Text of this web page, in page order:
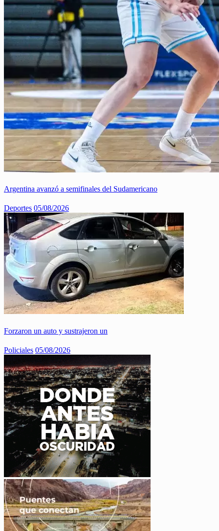
Argentina avanzó a semifinales del Sudamericano
Deportes 05/08/2026
Forzaron un auto y sustrajeron un
Policiales 05/08/2026